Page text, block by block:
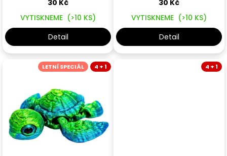
30 Kč
VYTISKNEME (>10 KS)
Detail
30 Kč
VYTISKNEME (>10 KS)
Detail
LETNÍ SPECIÁL 4 + 1 4 + 1